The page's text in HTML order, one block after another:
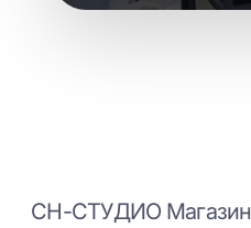
СН-СТУДИО Магазин